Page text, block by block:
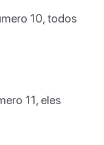
10, todos
11, eles